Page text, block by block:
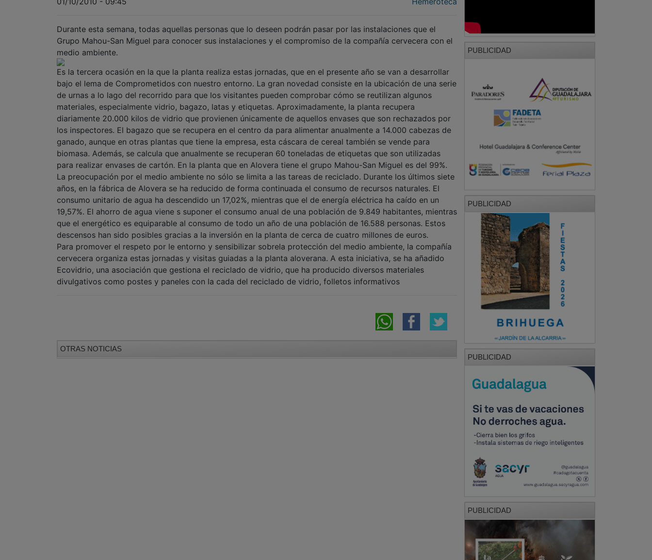
Durante esta semana, todas aquellas personas que lo deseen podrán pasar por las instalaciones que el
Grupo Mahou-San Miguel para conocer sus instalaciones y el compromiso de la compañía cervecera con el
medio ambiente.
Es la tercera ocasión en la que la planta realiza estas jornadas, que en el presente año se van a desarrollar
bajo el lema de Comprometidos con nuestro entorno. La gran novedad consiste en la ubicación de una serie
de urnas a lo lago del recorrido para que los visitantes pueden comprobar cómo se reutilizan algunos
materiales, especialmente vidrio, bagazo, latas y etiquetas. Aproximadamente, la planta recupera
diariamente 20.000 kilos de vidrio que provienen únicamente de aquellos envases que son rechazados por
los inspectores. El bagazo que se recupera en el centro da para alimentar anualmente a 14.000 cabezas de
ganado, aunque en otras plantas que tiene la empresa, esta cáscara de cereal también se vende para
biomasa. Además, se calcula que anualmente se recuperan 60 toneladas de etiquetas que son utilizadas
para realizar envases de cartón. En la planta que en Alovera tiene el grupo Mahou-San Miguel es del 99%.
La preocupación por el medio ambiente no sólo se limita a las tareas de reciclado. Durante los últimos siete
años, en la fábrica de Alovera se ha reducido de forma continuada el consumo de recursos naturales. El
consumo unitario de agua ha descendido un 17,02%, mientras que el de energía eléctrica ha caído en un
19,57%. El ahorro de agua viene s suponer el consumo anual de una población de 9.849 habitantes, mientras
que el energético es equiparable al consumo de todo un año de una población de 16.588 personas. Estos
descensos han sido posibles gracias a la inversión en la planta de cerca de cuatro millones de euros.
Para promover el respeto por le entorno y sensibilizar sobrela protección del medio ambiente, la compañía
cervecera organiza estas jornadas y visitas guiadas a la planta aloverana. A esta iniciativa, se ha añadido
Ecovidrio, una asociación que gestiona el reciclado de vidrio, que ha producido diversos materiales
divulgativos como postes y paneles con la cada del reciclado de vidrio, folletos informativos
OTRAS NOTICIAS
PUBLICIDAD
PUBLICIDAD
PUBLICIDAD
PUBLICIDAD